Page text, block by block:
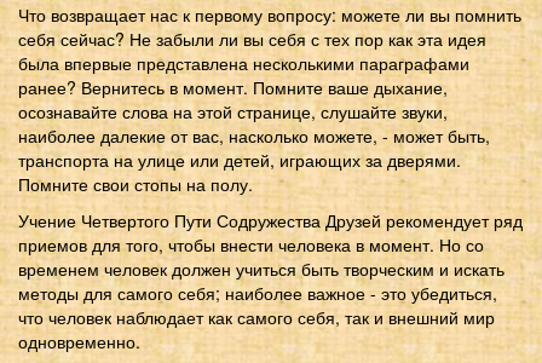
Что возвращает нас к первому вопросу: можете ли вы помнить
себя сейчас? Не забыли ли вы себя с тех пор как эта идея
была впервые представлена несколькими параграфами
ранее? Вернитесь в момент. Помните ваше дыхание,
осознавайте слова на этой странице, слушайте звуки,
наиболее далекие от вас, насколько можете, - может быть,
транспорта на улице или детей, играющих за дверями.
Помните свои стопы на полу.
Учение Четвертого Пути Содружества Друзей рекомендует ряд
приемов для того, чтобы внести человека в момент. Но со
временем человек должен учиться быть творческим и искать
методы для самого себя; наиболее важное - это убедиться,
что человек наблюдает как самого себя, так и внешний мир
одновременно.